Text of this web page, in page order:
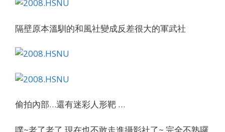
隔壁原本溫馴的和風社變成反差很大的軍武社
偷拍內部…還有迷彩人形靶 …
噗~老了老了 現在也不敢走進攝影社了~ 完全不熟囉